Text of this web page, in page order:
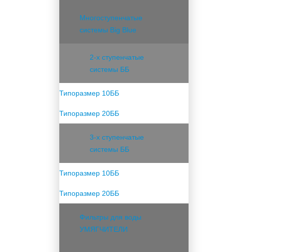
Многоступенчатые
системы Big Blue
2-х ступенчатые
системы ББ
Типоразмер 10ББ
Типоразмер 20ББ
3-х ступенчатые
системы ББ
Типоразмер 10ББ
Типоразмер 20ББ
Фильтры для воды
УМЯГЧИТЕЛИ